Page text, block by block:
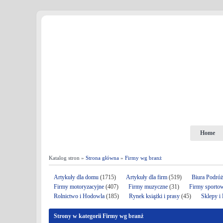
Home
Katalog stron » Strona główna » Firmy wg branż
Artykuły dla domu (1715) Artykuły dla firm (519)
Biura
Firmy motoryzacyjne (407) Firmy muzyczne (31)
Firmy
Rolnictwo i Hodowla (185) Rynek książki i prasy (45) Sklepy i
Strony w kategorii Firmy wg branż